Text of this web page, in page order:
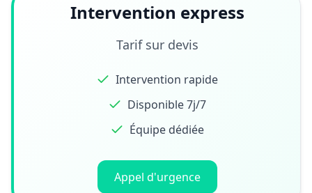
Intervention express
Tarif sur devis
Intervention rapide
Disponible 7j/7
Équipe dédiée
Appel d'urgence